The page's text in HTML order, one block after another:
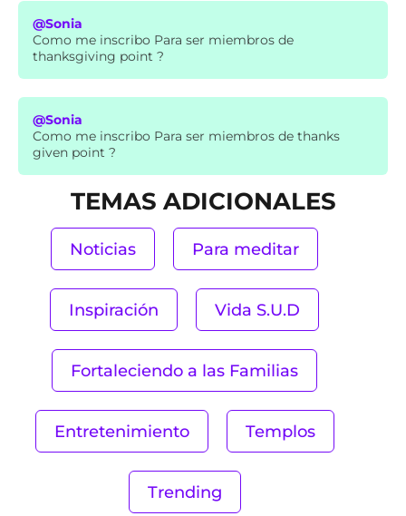
@Sonia
Como me inscribo Para ser miembros de
thanksgiving point ?
@Sonia
Como me inscribo Para ser miembros de thanks
given point ?
TEMAS ADICIONALES
Noticias Para meditar
Inspiración Vida S.U.D
Fortaleciendo a las Familias
Entretenimiento Templos
Trending